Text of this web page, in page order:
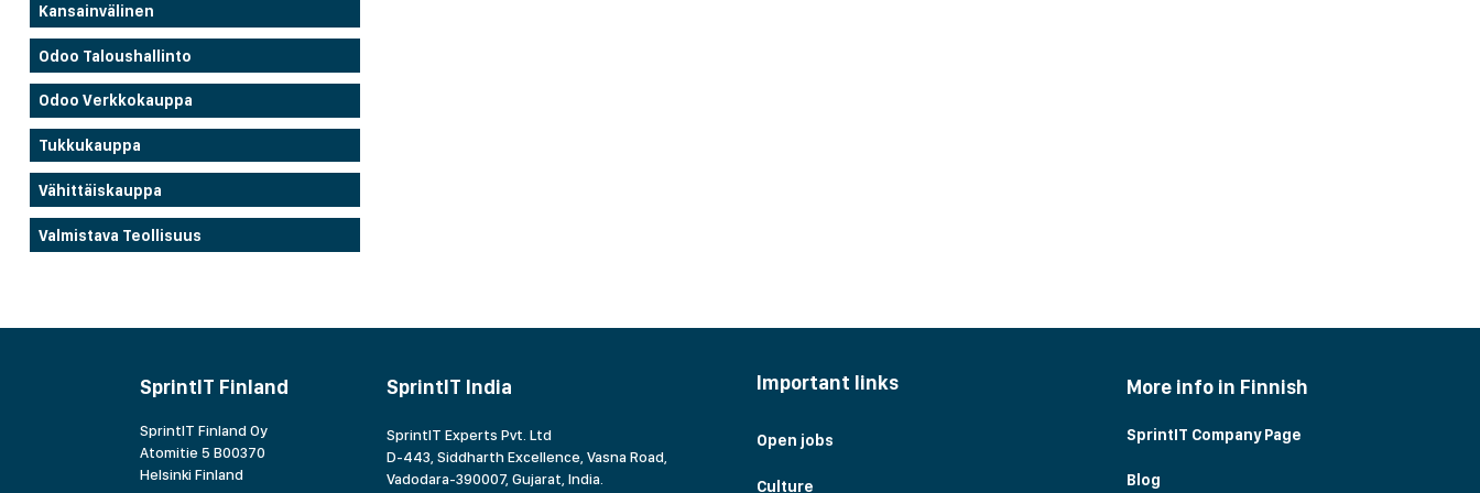
Kansainvälinen
Odoo Taloushallinto
Odoo Verkkokauppa
Tukkukauppa
Vähittäiskauppa
Valmistava Teollisuus
SprintIT Finland
SprintIT Finland Oy
Atomitie 5 B00370
Helsinki Finland
SprintIT India
SprintIT Experts Pvt. Ltd
D-443, Siddharth Excellence, Vasna Road,
Vadodara-390007, Gujarat, India.
Important links
Open jobs
Culture
More info in Finnish
SprintIT Company Page
Blog